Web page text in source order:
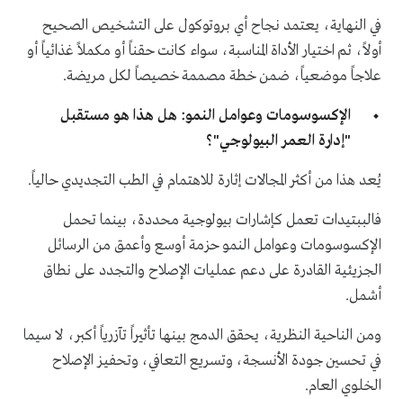
في النهاية، يعتمد نجاح أي بروتوكول على التشخيص الصحيح
أولاً، ثم اختيار الأداة المناسبة، سواء كانت حقناً أو مكملاً غذائياً أو
علاجاً موضعياً، ضمن خطة مصممة خصيصاً لكل مريضة.
الإكسوسومات وعوامل النمو: هل هذا هو مستقبل
"إدارة العمر البيولوجي"؟
يُعد هذا من أكثر المجالات إثارة للاهتمام في الطب التجديدي حالياً.
فالببتيدات تعمل كإشارات بيولوجية محددة، بينما تحمل
الإكسوسومات وعوامل النمو حزمة أوسع وأعمق من الرسائل
الجزيئية القادرة على دعم عمليات الإصلاح والتجدد على نطاق
أشمل.
ومن الناحية النظرية، يحقق الدمج بينها تأثيراً تآزرياً أكبر، لا سيما
في تحسين جودة الأنسجة، وتسريع التعافي، وتحفيز الإصلاح
الخلوي العام.